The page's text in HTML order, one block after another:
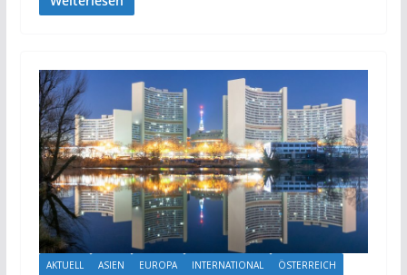
AKTUELL ASIEN EUROPA INTERNATIONAL
ÖSTERREICH